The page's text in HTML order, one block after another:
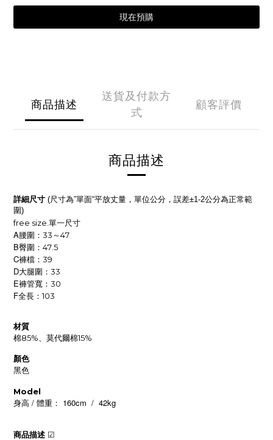
現在預購
商品描述
送貨及付款方
式
顧客評價
商品描述
詳細尺寸 (尺寸為”單面“平放丈量，單位公分，誤差±1-2公分為正常範
圍)
free size. 單一尺寸
A腰圍：33～47
B臀圍：47.5
C褲檔：39
D大腿圍：33
E褲管寬：30
F全長：103
材質
棉85%、莫代爾棉15%
顏色
黑色
Model
身高 / 體重： 160cm / 42kg
商品描述 ☑